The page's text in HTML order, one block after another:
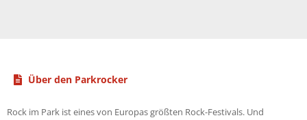
Über den Parkrocker
Rock im Park ist eines von Europas größten Rock-Festivals. Und